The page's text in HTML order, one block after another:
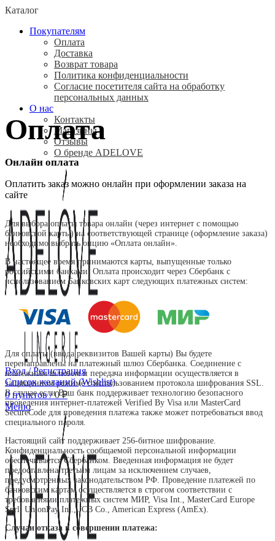
Каталог
Покупателям
Оплата
Доставка
Возврат товара
Политика конфиденциальности
Согласие посетителя сайта на обработку
персональных данных
О нас
Контакты
Магазины
Отзывы
О бренде ADELOVE
Вход / Регистрация
Список желаний (Wishlist)
0пунктов / 0₽
Меню
Оплата
Онлайн оплата
Оплатить заказ можно онлайн при оформлении заказа на
сайте
Для выбора оплаты товара онлайн (через интернет с помощью
банковской карты) на соответствующей странице (оформление заказа)
необходимо выбрать опцию «Оплата онлайн».
В настоящее время принимаются карты, выпущенные только
российскими банками. Оплата происходит через Сбербанк с
использованием Банковских карт следующих платежных систем:
Для оплаты (ввода реквизитов Вашей карты) Вы будете
перенаправлены на платежный шлюз Сбербанка. Соединение с
платежным шлюзом и передача информации осуществляется в
защищенном режиме с использованием протокола шифрования SSL.
В случае если Ваш банк поддерживает технологию безопасного
проведения интернет-платежей Verified By Visa или MasterCard
SecureCode для проведения платежа также может потребоваться ввод
специального пароля.
Настоящий сайт поддерживает 256-битное шифрование.
Конфиденциальность сообщаемой персональной информации
обеспечивается Сбербанком. Введенная информация не будет
предоставлена третьим лицам за исключением случаев,
предусмотренных законодательством РФ. Проведение платежей по
банковским картам осуществляется в строгом соответствии с
требованиями платежных систем МИР, Visa Int., MasterCard Europe
Sprl, UnionPay Int., JCB Co., American Express (AmEx).
Случаи отказа в совершении платежа: